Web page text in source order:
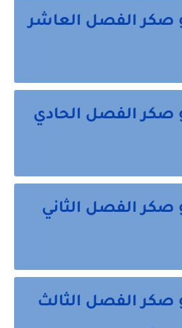
صكر الفصل العاشر
صكر الفصل الحادي
صكر الفصل الثاني
صكر الفصل الثالث